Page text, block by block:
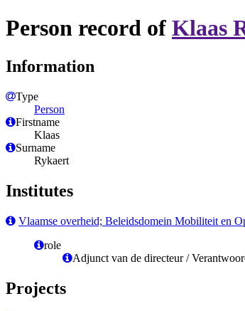
Person record of Klaas
Information
Type
Person
Firstname
Klaas
Surname
Rykaert
Institutes
Vlaamse overheid; Beleidsdomein Mobiliteit en
role
Adjunct van de directeur /
Projects